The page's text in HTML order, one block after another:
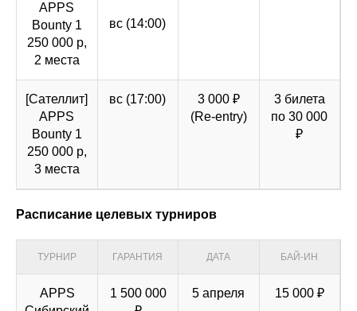
APPS
Bounty 1
250 000 р,
2 места
вс (14:00)
[Сателлит]
APPS
Bounty 1
250 000 р,
3 места
вс (17:00)
3 000 ₽
(Re-entry)
3 билета
по 30 000
₽
Расписание целевых турниров
ТУРНИР ГАРАНТИЯ ДАТА БАЙ-ИН
APPS
1 500 000
5 апреля 15 000 ₽